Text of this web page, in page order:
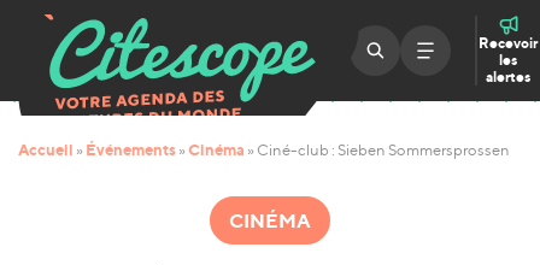
Recevoir
les
alertes
Accueil » Événements » Cinéma » Ciné-club : Sieben Sommersprossen
CINÉMA